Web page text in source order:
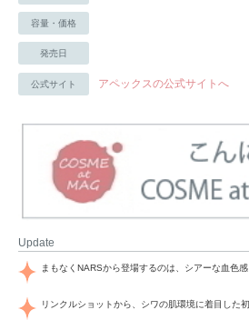
容量・価格
発売日
公式サイト アペックスの公式サイトへ
Update